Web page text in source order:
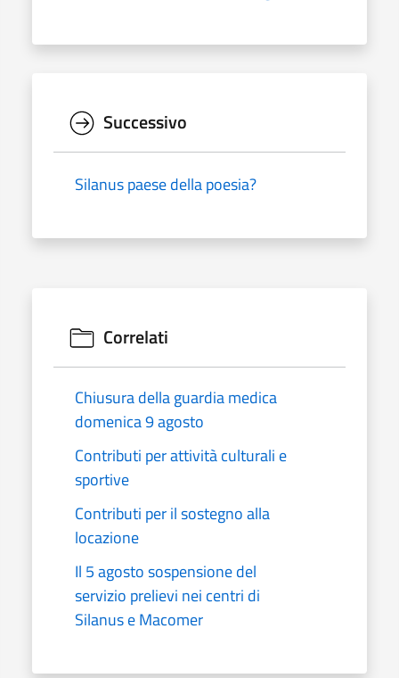
Successivo
Silanus paese della poesia?
Correlati
Chiusura della guardia medica
domenica 9 agosto
Contributi per attività culturali e
sportive
Contributi per il sostegno alla
locazione
Il 5 agosto sospensione del
servizio prelievi nei centri di
Silanus e Macomer